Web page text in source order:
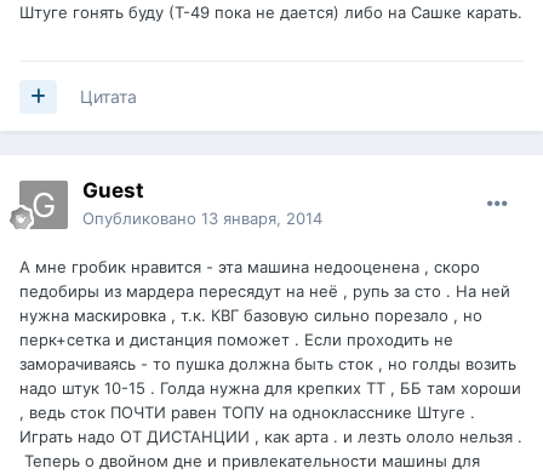
Штуге гонять буду (Т-49 пока не дается) либо на Сашке карать.
Цитата
Guest
Опубликовано 13 января, 2014
А мне гробик нравится - эта машина недооценена , скоро
педобиры из мардера пересядут на неё , рупь за сто . На ней
нужна маскировка , т.к. КВГ базовую сильно порезало , но
перк+сетка и дистанция поможет . Если проходить не
заморачиваясь - то пушка должна быть сток , но голды возить
надо штук 10-15 . Голда нужна для крепких ТТ , ББ там хороши
, ведь сток ПОЧТИ равен ТОПУ на однокласснике Штуге .
Играть надо ОТ ДИСТАНЦИИ , как арта . и лезть ололо нельзя .
Теперь о двойном дне и привлекательности машины для